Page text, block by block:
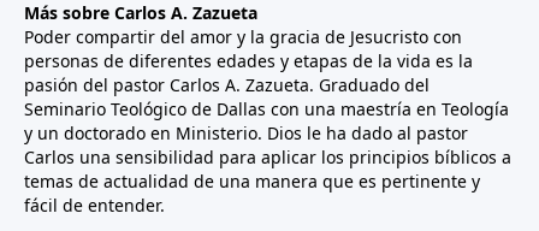
Más sobre Carlos A. Zazueta
Poder compartir del amor y la gracia de Jesucristo con
personas de diferentes edades y etapas de la vida es la
pasión del pastor Carlos A. Zazueta. Graduado del
Seminario Teológico de Dallas con una maestría en Teología
y un doctorado en Ministerio. Dios le ha dado al pastor
Carlos una sensibilidad para aplicar los principios bíblicos a
temas de actualidad de una manera que es pertinente y
fácil de entender.